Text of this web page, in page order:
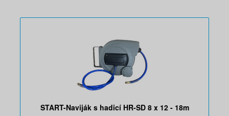
START-Naviják s hadicí HR-SD 8 x 12 - 18m